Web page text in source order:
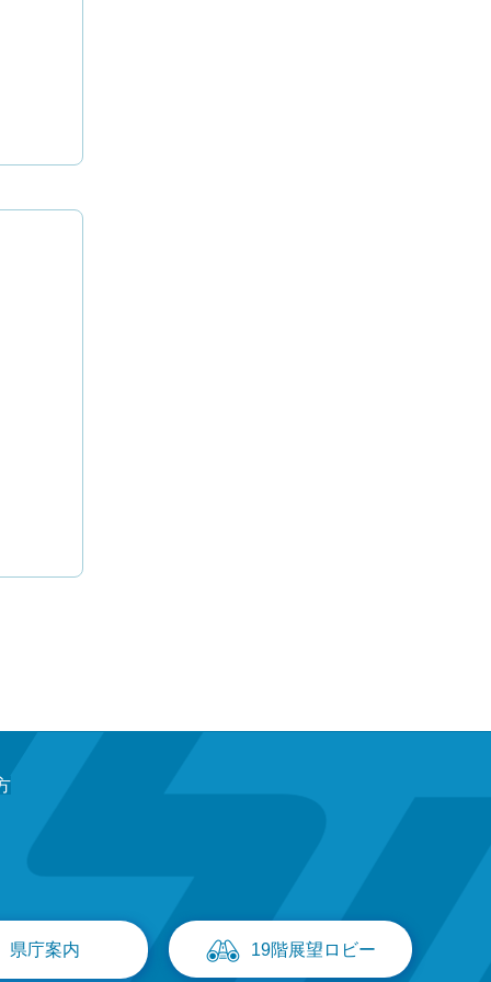
県庁案内 19階展望ロビー